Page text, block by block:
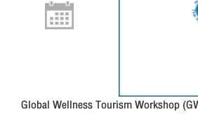
Global Wellness Tourism Workshop